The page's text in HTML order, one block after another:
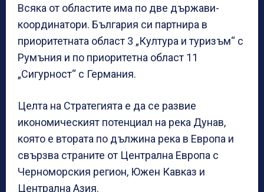
Всяка от областите има по две държави-
координатори. България си партнира в
приоритетната област 3 „Култура и туризъм“ с
Румъния и по приоритетна област 11
„Сигурност“ с Германия.
Целта на Стратегията е да се развие
икономическият потенциал на река Дунав,
която е втората по дължина река в Европа и
свързва страните от Централна Европа с
Черноморския регион, Южен Кавказ и
Централна Азия.